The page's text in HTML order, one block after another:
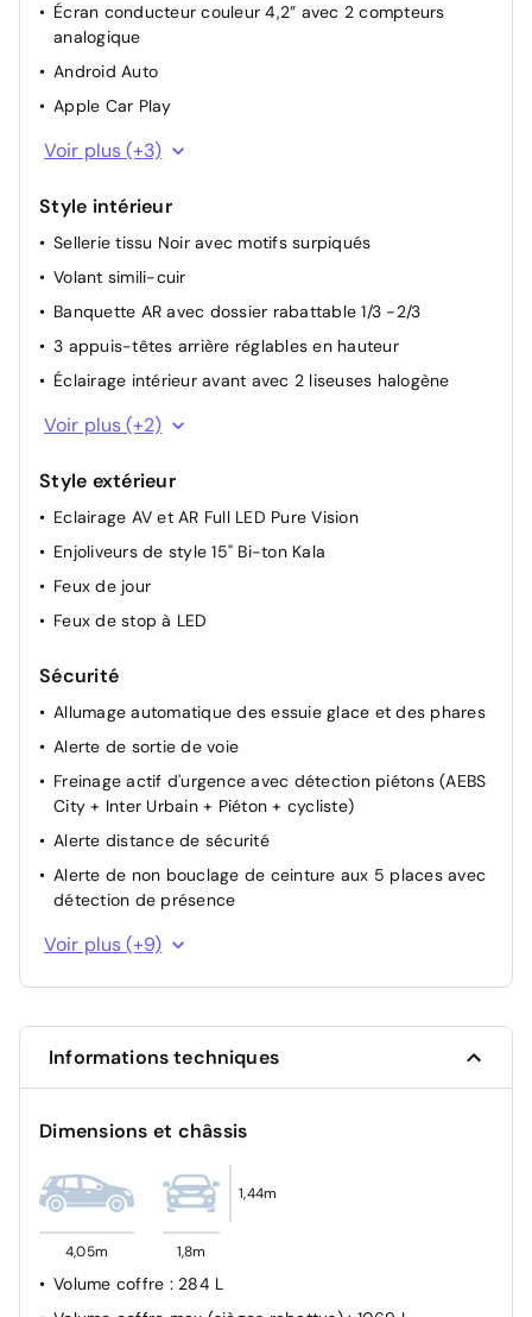
Feux Full LED
Lunette AR chauffante
Désactivation de l’airbag passager manuelle
Indicateur de changement de vitesse
Écran conducteur couleur 4,2” avec 2 compteurs
analogique
Android Auto
Apple Car Play
Bluetooth
Ordinateur de bord
Voir plus (+3)
Style intérieur
Sellerie tissu Noir avec motifs surpiqués
Volant simili-cuir
Banquette AR avec dossier rabattable 1/3 -2/3
3 appuis-têtes arrière réglables en hauteur
Éclairage intérieur avant avec 2 liseuses halogène
Ambiance Noir (bandeau planche de bord, entourage
de console centrale et panneaux de portes)
Appuie-têtes AR
Voir plus (+2)
Style extérieur
Eclairage AV et AR Full LED Pure Vision
Enjoliveurs de style 15" Bi-ton Kala
Feux de jour
Feux de stop à LED
Sécurité
Allumage automatique des essuie glace et des phares
Alerte de sortie de voie
Freinage actif d'urgence avec détection piétons (AEBS
City + Inter Urbain + Piéton + cycliste)
Alerte distance de sécurité
Alerte de non bouclage de ceinture aux 5 places avec
détection de présence
Aide au freinage d'urgence
Ceintures AV réglables en hauteur
Airbags frontaux conducteur et passager
Airbags Latéraux AV et rideaux
ABS
Voir plus (+9)
Informations techniques
Dimensions et châssis
4,05m 1,8m
1,44m
Volume coffre : 284 L